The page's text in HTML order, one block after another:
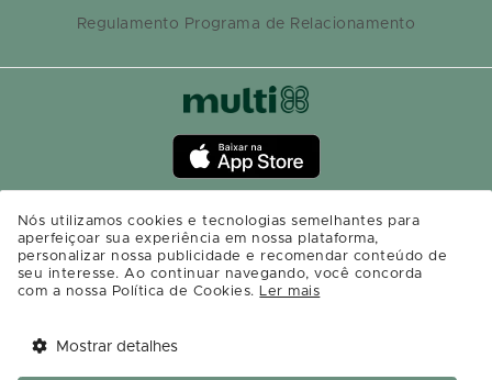
Regulamento Programa de Relacionamento
Nós utilizamos cookies e tecnologias semelhantes para
aperfeiçoar sua experiência em nossa plataforma,
personalizar nossa publicidade e recomendar conteúdo de
seu interesse. Ao continuar navegando, você concorda
com a nossa Política de Cookies. Ler mais
Mostrar detalhes